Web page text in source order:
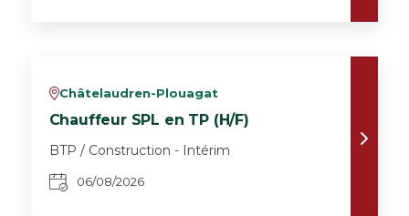
vChâtelaudren-Plouagat
Chauffeur SPL en TP (H/F)
BTP / Construction - Intérim
06/08/2026